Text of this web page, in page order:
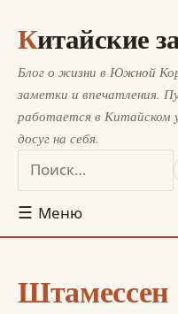
Китайские
Блог о жизни в Южной
заметки и впечатления.
работается в Китайском
досуг на себя.
☰ Меню
Штамессен